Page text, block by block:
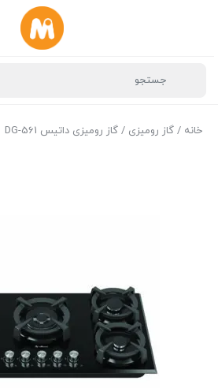
خانه / گاز رومیزی / گاز رومیزی داتیس DG-561